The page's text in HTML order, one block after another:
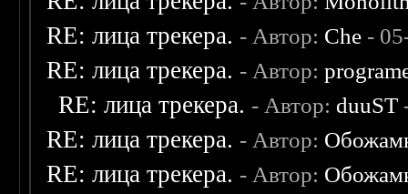
RE: лица трекера. - Автор: Che -
RE: лица трекера. - Автор:
RE: лица трекера. - Автор: duuST
RE: лица трекера. - Автор:
RE: лица трекера. - Автор: